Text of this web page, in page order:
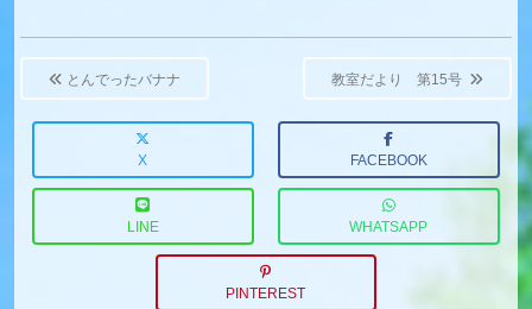
Post
navigation
とんでったバナナ 教室だより 第15号
X FACEBOOK
LINE WHATSAPP
PINTEREST